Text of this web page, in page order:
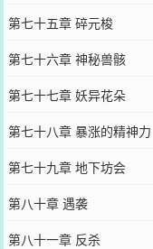
第七十五章 碎元梭
第七十六章 神秘兽骸
第七十七章 妖异花朵
第七十八章 暴涨的精神力
第七十九章 地下坊会
第八十章 遇袭
第八十一章 反杀